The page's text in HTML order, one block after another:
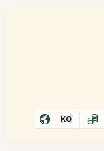
KO